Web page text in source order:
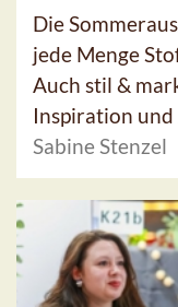
Die
jede Menge
Auch stil &
Inspiration und
Sabine Stenzel